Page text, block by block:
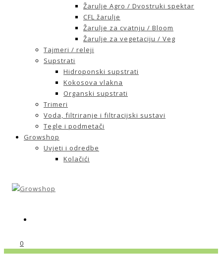
Žarulje Agro / Dvostruki spektar
CFL žarulje
Žarulje za cvatnju / Bloom
Žarulje za vegetaciju / Veg
Tajmeri / releji
Supstrati
Hidroponski supstrati
Kokosova vlakna
Organski supstrati
Trimeri
Voda, filtriranje i filtracijski sustavi
Tegle i podmetači
Growshop
Uvjeti i odredbe
Kolačići
0